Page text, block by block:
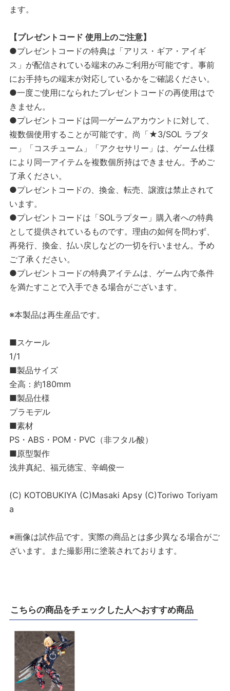
ます。
【プレゼントコード 使用上のご注意】
●プレゼントコードの特典は「アリス・ギア・アイギ
ス」が配信されている端末のみご利用が可能です。事前
にお手持ちの端末が対応しているかをご確認ください。
●一度ご使用になられたプレゼントコードの再使用はで
きません。
●プレゼントコードは同一ゲームアカウントに対して、
複数個使用することが可能です。尚「★3/SOL ラプタ
ー」「コスチューム」「アクセサリー」は、ゲーム仕様
により同一アイテムを複数個所持はできません。予めご
了承ください。
●プレゼントコードの、換金、転売、譲渡は禁止されて
います。
●プレゼントコードは「SOLラプター」購入者への特典
として提供されているものです。理由の如何を問わず、
再発行、換金、払い戻しなどの一切を行いません。予め
ご了承ください。
●プレゼントコードの特典アイテムは、ゲーム内で条件
を満たすことで入手できる場合がございます。
※本製品は再生産品です。
■スケール
1/1
■製品サイズ
全高：約180mm
■製品仕様
プラモデル
■素材
PS・ABS・POM・PVC（非フタル酸）
■原型製作
浅井真紀、福元徳宝、辛嶋俊一
(C) KOTOBUKIYA (C)Masaki Apsy (C)Toriwo Toriyam
a
※画像は試作品です。実際の商品とは多少異なる場合がご
ざいます。また撮影用に塗装されております。
こちらの商品をチェックした人へおすすめ商品